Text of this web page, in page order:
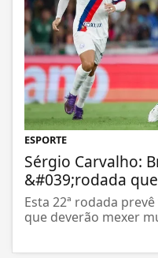
ESPORTE
Sérgio Carvalho:
&#039;rodada
Esta 22ª rodada
que deverão mexer